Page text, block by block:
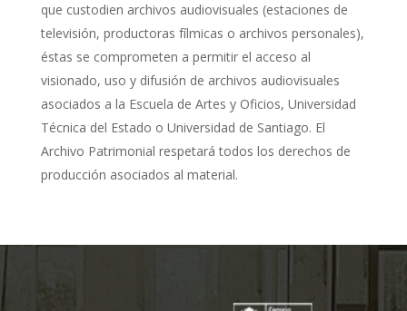
que custodien archivos audiovisuales (estaciones de
televisión, productoras fílmicas o archivos personales),
éstas se comprometen a permitir el acceso al
visionado, uso y difusión de archivos audiovisuales
asociados a la Escuela de Artes y Oficios, Universidad
Técnica del Estado o Universidad de Santiago. El
Archivo Patrimonial respetará todos los derechos de
producción asociados al material.